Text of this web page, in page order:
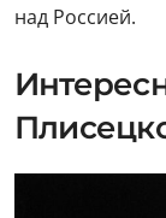
над Россией.